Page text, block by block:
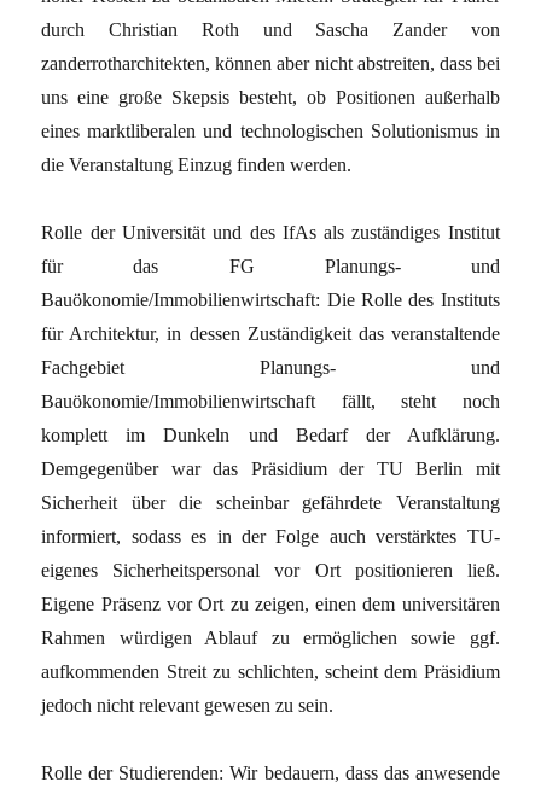
durch Christian Roth und Sascha Zander von
zanderrotharchitekten, können aber nicht abstreiten, dass bei
uns eine große Skepsis besteht, ob Positionen außerhalb
eines marktliberalen und technologischen Solutionismus in
die Veranstaltung Einzug finden werden.
Rolle der Universität und des IfAs als zuständiges Institut
für das FG Planungs- und
Bauökonomie/Immobilienwirtschaft: Die Rolle des Instituts
für Architektur, in dessen Zuständigkeit das veranstaltende
Fachgebiet Planungs- und
Bauökonomie/Immobilienwirtschaft fällt, steht noch
komplett im Dunkeln und Bedarf der Aufklärung.
Demgegenüber war das Präsidium der TU Berlin mit
Sicherheit über die scheinbar gefährdete Veranstaltung
informiert, sodass es in der Folge auch verstärktes TU-
eigenes Sicherheitspersonal vor Ort positionieren ließ.
Eigene Präsenz vor Ort zu zeigen, einen dem universitären
Rahmen würdigen Ablauf zu ermöglichen sowie ggf.
aufkommenden Streit zu schlichten, scheint dem Präsidium
jedoch nicht relevant gewesen zu sein.
Rolle der Studierenden: Wir bedauern, dass das anwesende